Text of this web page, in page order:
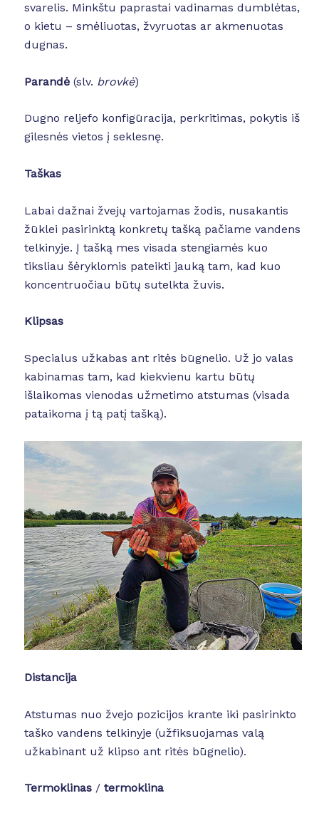
svarelis. Minkštu paprastai vadinamas dumblėtas,
o kietu – smėliuotas, žvyruotas ar akmenuotas
dugnas.
Parandė (slv. brovkė)
Dugno reljefo konfigūracija, perkritimas, pokytis iš
gilesnės vietos į seklesnę.
Taškas
Labai dažnai žvejų vartojamas žodis, nusakantis
žūklei pasirinktą konkretų tašką pačiame vandens
telkinyje. Į tašką mes visada stengiamės kuo
tiksliau šėryklomis pateikti jauką tam, kad kuo
koncentruočiau būtų sutelkta žuvis.
Klipsas
Specialus užkabas ant ritės būgnelio. Už jo valas
kabinamas tam, kad kiekvienu kartu būtų
išlaikomas vienodas užmetimo atstumas (visada
pataikoma į tą patį tašką).
Distancija
Atstumas nuo žvejo pozicijos krante iki pasirinkto
taško vandens telkinyje (užfiksuojamas valą
užkabinant už klipso ant ritės būgnelio).
Termoklinas/ termoklina